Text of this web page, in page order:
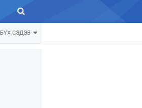
ЗУРХАЙ
БҮХ СЭДЭВ